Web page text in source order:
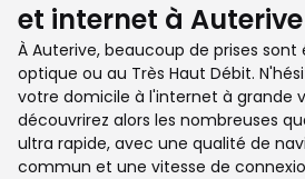
et internet à Auterive
À Auterive, beaucoup de prises sont
optique ou au Très Haut Débit.
votre domicile à l'internet à grande
découvrirez alors les nombreuses
ultra rapide, avec une qualité de
commun et une vitesse de